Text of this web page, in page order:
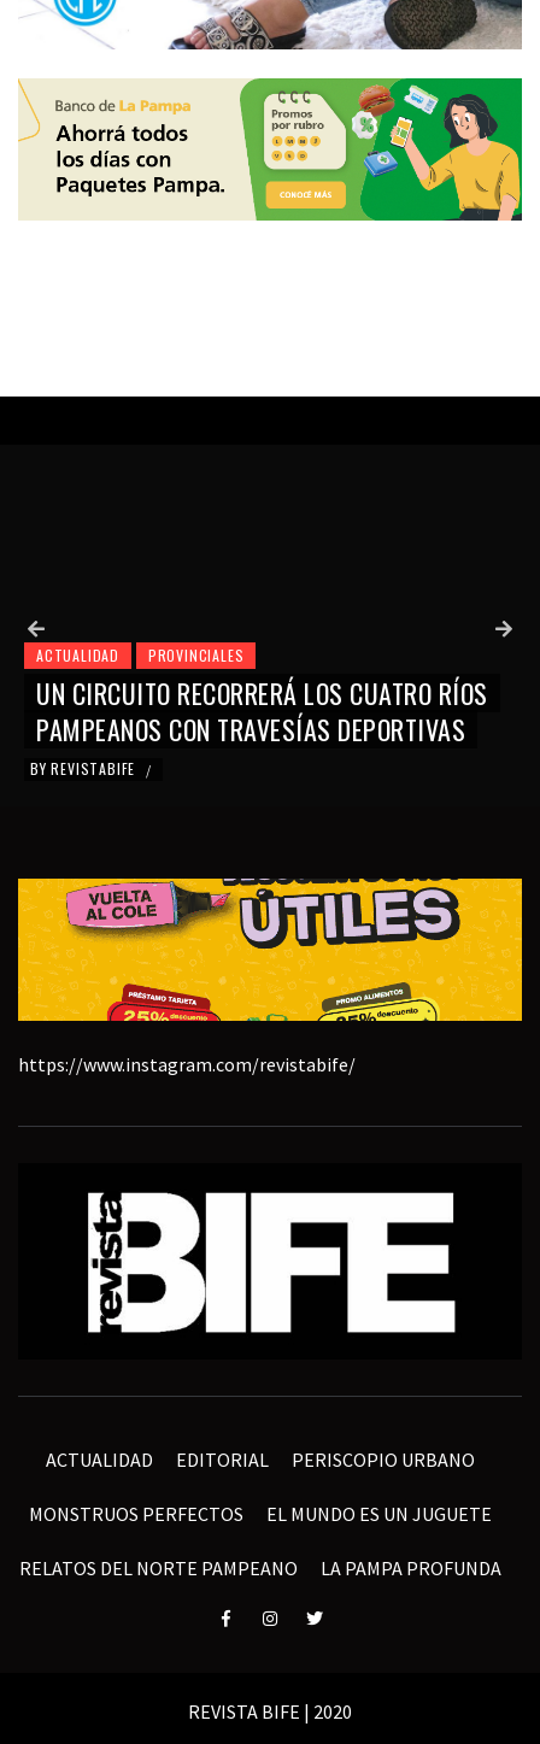
ACTUALIDAD PROVINCIALES
UN CIRCUITO RECORRERÁ LOS CUATRO RÍOS
PAMPEANOS CON TRAVESÍAS DEPORTIVAS
BY REVISTABIFE /
https://www.instagram.com/revistabife/
ACTUALIDAD EDITORIAL PERISCOPIO URBANO
MONSTRUOS PERFECTOS EL MUNDO ES UN JUGUETE
RELATOS DEL NORTE PAMPEANO LA PAMPA PROFUNDA
ElementoElementoElemento
REVISTA BIFE | 2020